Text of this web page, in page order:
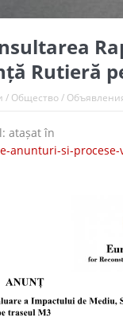
Rutieră
/ Общество/
atașat în
anunturi-si-